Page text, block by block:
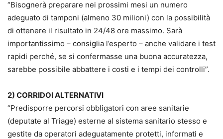
“Bisognerà preparare nei prossimi mesi un numero
adeguato di tamponi (almeno 30 milioni) con la possibilità
di ottenere il risultato in 24/48 ore massimo. Sarà
importantissimo – consiglia l’esperto – anche validare i test
rapidi perché, se si confermasse una buona accuratezza,
sarebbe possibile abbattere i costi e i tempi dei controlli”.
2) CORRIDOI ALTERNATIVI
“Predisporre percorsi obbligatori con aree sanitarie
(deputate al Triage) esterne al sistema sanitario stesso e
gestite da operatori adeguatamente protetti, informati e